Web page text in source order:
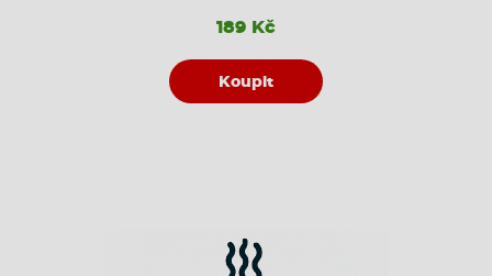
189 Kč
Koupit